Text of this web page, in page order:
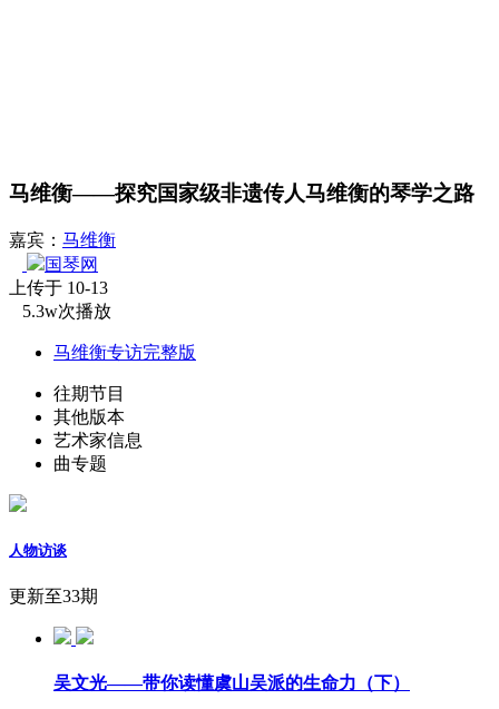
马维衡——探究国家级非遗传人马维衡的琴学之路
嘉宾： 马维衡
国琴网
上传于 10-13
5.3w次播放
马维衡专访完整版
往期节目
其他版本
艺术家信息
曲专题
人物访谈
更新至33期
吴文光——带你读懂虞山吴派的生命力（下）